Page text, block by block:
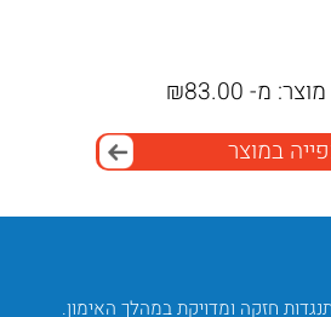
מ- ₪83.00
במוצר
חזקה ומדויקת במהלך האימון.